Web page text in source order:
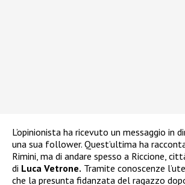
L’opinionista ha ricevuto un messaggio in
una sua follower. Quest’ultima ha
Rimini, ma di andare spesso a Riccione,
di Luca Vetrone. Tramite conoscenze
che la presunta fidanzata del ragazzo